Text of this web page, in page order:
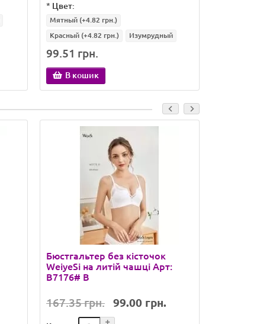
* Цвет:
Мятный (+4.82 грн.)
Красный (+4.82 грн.) Изумрудный
99.51 грн.
В кошик
Бюстгальтер без кісточок
WeiyeSi на литій чашці Арт:
B7176# B
167.35 грн. 99.00 грн.